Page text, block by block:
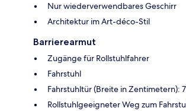
Nur wiederverwendbares Geschirr
Architektur im Art-déco-Stil
Barrierearmut
Zugänge für Rollstuhlfahrer
Fahrstuhl
Fahrstuhltür (Breite in Zentimetern):
Rollstuhlgeeigneter Weg zum